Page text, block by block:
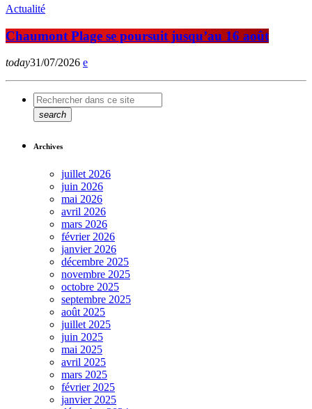
Actualité
Chaumont Plage se poursuit jusqu’au 16 août
today31/07/2026
search
Archives
juillet 2026
juin 2026
mai 2026
avril 2026
mars 2026
février 2026
janvier 2026
décembre 2025
novembre 2025
octobre 2025
septembre 2025
août 2025
juillet 2025
juin 2025
mai 2025
avril 2025
mars 2025
février 2025
janvier 2025